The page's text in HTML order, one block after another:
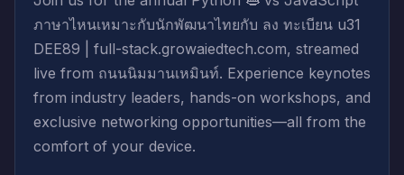
ภาษาไหนเหมาะกับนักพัฒนาไทยกับ ลง ทะเบียน u31
DEE89 | full-stack.growaiedtech.com, streamed
live from ถนนนิมมานเหมินท์. Experience keynotes
from industry leaders, hands-on workshops, and
exclusive networking opportunities—all from the
comfort of your device.